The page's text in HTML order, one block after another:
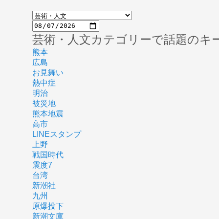
芸術・人文カテゴリーで話題のキ
熊本
広島
お見舞い
熱中症
明治
被災地
熊本地震
高市
LINEスタンプ
上野
戦国時代
震度7
台湾
新潮社
九州
原爆投下
新潮文庫